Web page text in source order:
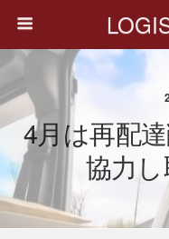
4月は再配
協力